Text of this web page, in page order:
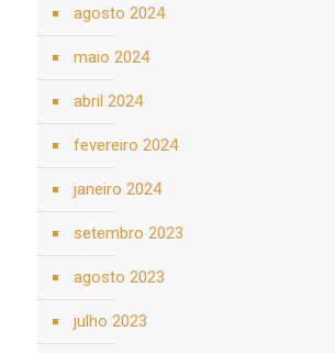
agosto 2024
maio 2024
abril 2024
fevereiro 2024
janeiro 2024
setembro 2023
agosto 2023
julho 2023